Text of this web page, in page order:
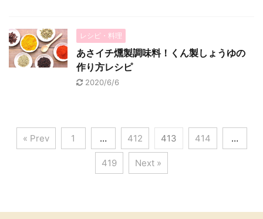
レシピ・料理
あさイチ燻製調味料！くん製しょうゆの
作り方レシピ
2020/6/6
« Prev 1 … 412 413 414 …
419 Next »